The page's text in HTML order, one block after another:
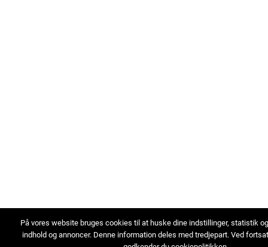
På vores website bruges cookies til at huske dine indstillinger, statistik
indhold og annoncer. Denne information deles med tredjepart. Ved